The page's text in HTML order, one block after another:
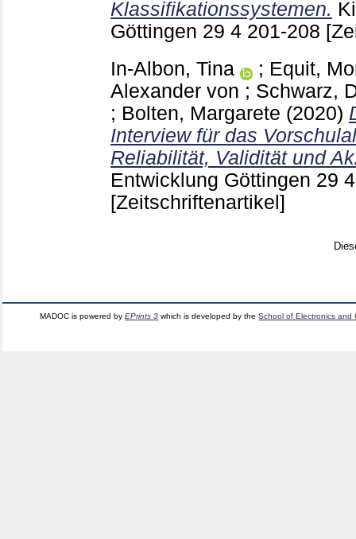
Klassifikationssystemen.
Göttingen 29 4 201-208
In-Albon, Tina
; Equit,
Alexander von ; Schwarz,
; Bolten, Margarete (2020)
Interview für das
Reliabilität, Validität und
Entwicklung Göttingen 29
[Zeitschriftenartikel]
MADOC is powered byEPrints 3 which is developed by theSchool of Electronics and